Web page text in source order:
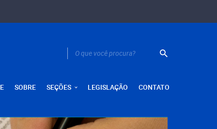
SOBRE SEÇÕES LEGISLAÇÃO CONTATO